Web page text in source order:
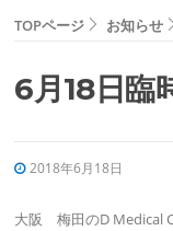
TOPページ お知らせ
6月18日臨
2018年6月18日
大阪 梅田のD Medical